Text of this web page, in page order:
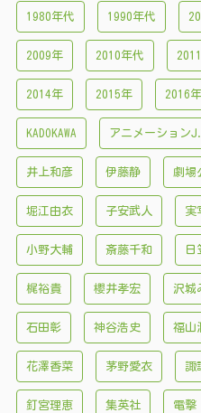
1980年代 1990年代
2009年 2010年代
2014年 2015年 2016年
KADOKAWA アニメーション
井上和彦 伊藤静 劇場
堀江由衣 子安武人 実
小野大輔 斎藤千和 日
梶裕貴 櫻井孝宏 沢城
石田彰 神谷浩史 福山
花澤香菜 茅野愛衣 諏
釘宮理恵 集英社 電撃